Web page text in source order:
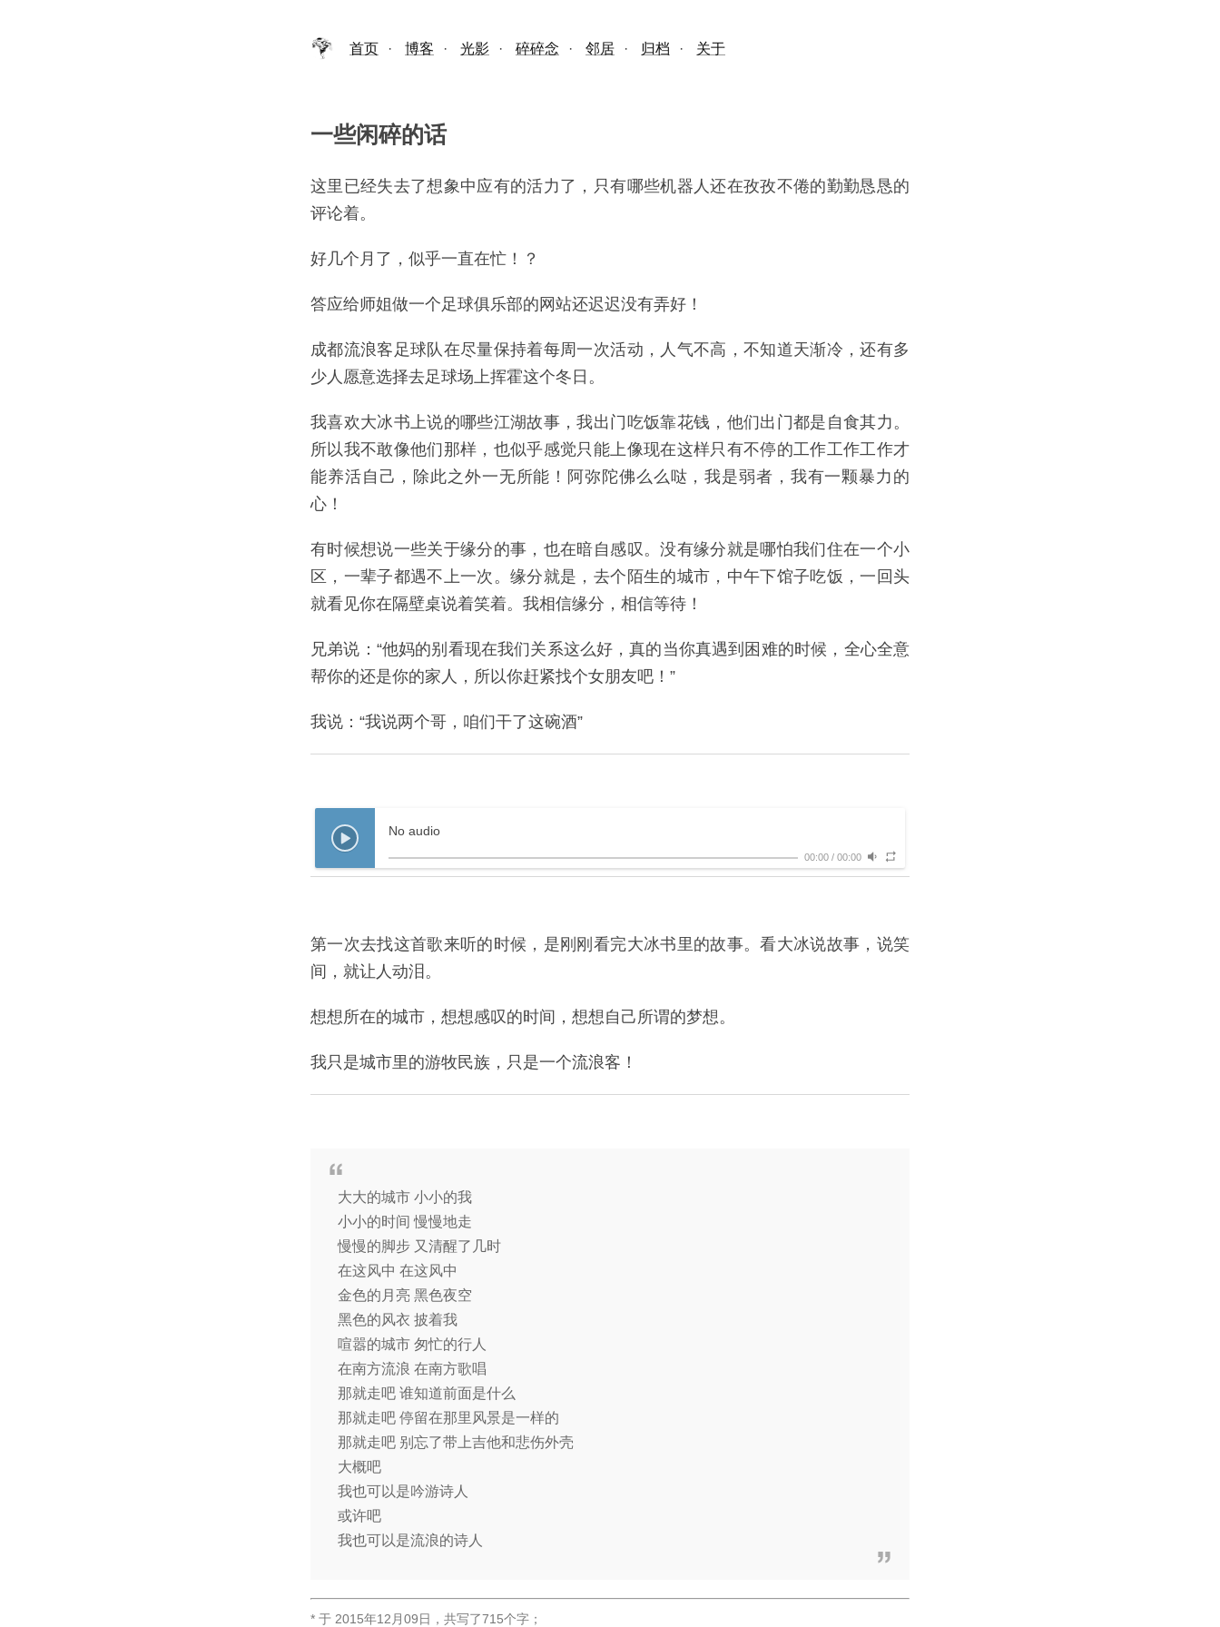
首页 · 博客 · 光影 · 碎碎念 · 邻居 · 归档 · 关于
一些闲碎的话
这里已经失去了想象中应有的活力了，只有哪些机器人还在孜孜不倦的勤勤恳恳的
评论着。
好几个月了，似乎一直在忙！？
答应给师姐做一个足球俱乐部的网站还迟迟没有弄好！
成都流浪客足球队在尽量保持着每周一次活动，人气不高，不知道天渐冷，还有多
少人愿意选择去足球场上挥霍这个冬日。
我喜欢大冰书上说的哪些江湖故事，我出门吃饭靠花钱，他们出门都是自食其力。
所以我不敢像他们那样，也似乎感觉只能上像现在这样只有不停的工作工作工作才
能养活自己，除此之外一无所能！阿弥陀佛么么哒，我是弱者，我有一颗暴力的
心！
有时候想说一些关于缘分的事，也在暗自感叹。没有缘分就是哪怕我们住在一个小
区，一辈子都遇不上一次。缘分就是，去个陌生的城市，中午下馆子吃饭，一回头
就看见你在隔壁桌说着笑着。我相信缘分，相信等待！
兄弟说：“他妈的别看现在我们关系这么好，真的当你真遇到困难的时候，全心全意
帮你的还是你的家人，所以你赶紧找个女朋友吧！”
我说：“我说两个哥，咱们干了这碗酒”
No audio
00:00 / 00:00
第一次去找这首歌来听的时候，是刚刚看完大冰书里的故事。看大冰说故事，说笑
间，就让人动泪。
想想所在的城市，想想感叹的时间，想想自己所谓的梦想。
我只是城市里的游牧民族，只是一个流浪客！
大大的城市 小小的我
小小的时间 慢慢地走
慢慢的脚步 又清醒了几时
在这风中 在这风中
金色的月亮 黑色夜空
黑色的风衣 披着我
喧嚣的城市 匆忙的行人
在南方流浪 在南方歌唱
那就走吧 谁知道前面是什么
那就走吧 停留在那里风景是一样的
那就走吧 别忘了带上吉他和悲伤外壳
大概吧
我也可以是吟游诗人
或许吧
我也可以是流浪的诗人
* 于 2015年12月09日 ， 共写了715个字 ；